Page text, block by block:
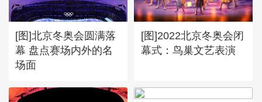
[图]北京冬奥会圆满落
幕 盘点赛场内外的名
场面
[图]2022北京冬奥会闭
幕式：鸟巢文艺表演